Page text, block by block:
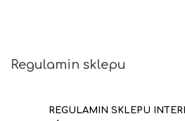
Regulamin sklepu
REGULAMIN SKLEPU